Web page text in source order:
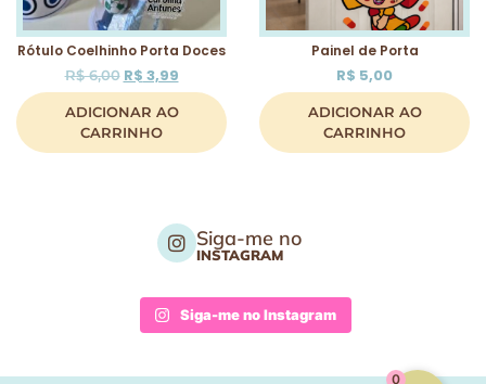
Rótulo Coelhinho Porta Doces
R$6,00 R$ 3,99
ADICIONAR AO
CARRINHO
Painel de Porta
R$ 5,00
ADICIONAR AO
CARRINHO
Siga-me no
INSTAGRAM
Siga-me no Instagram
0